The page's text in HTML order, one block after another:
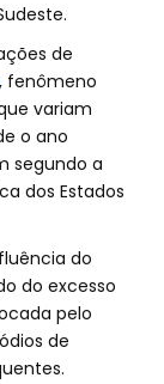
de
, fenômeno
variam
o ano
segundo a
dos Estados
do
do excesso
pelo
de